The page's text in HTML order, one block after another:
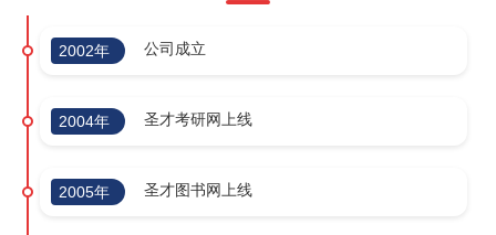
2002年 公司成立
2004年 圣才考研网上线
2005年 圣才图书网上线